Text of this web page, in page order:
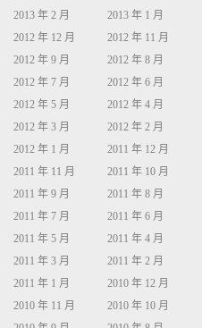
2013 年 2 月
2013 年 1 月
2012 年 12 月
2012 年 11 月
2012 年 9 月
2012 年 8 月
2012 年 7 月
2012 年 6 月
2012 年 5 月
2012 年 4 月
2012 年 3 月
2012 年 2 月
2012 年 1 月
2011 年 12 月
2011 年 11 月
2011 年 10 月
2011 年 9 月
2011 年 8 月
2011 年 7 月
2011 年 6 月
2011 年 5 月
2011 年 4 月
2011 年 3 月
2011 年 2 月
2011 年 1 月
2010 年 12 月
2010 年 11 月
2010 年 10 月